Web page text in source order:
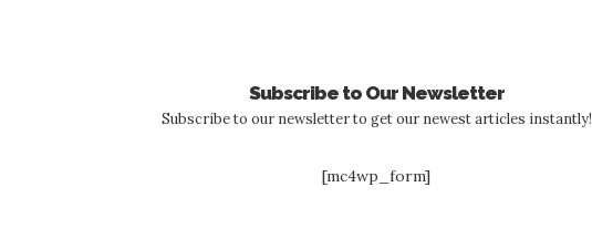
Subscribe to Our Newsletter
Subscribe to our newsletter to get our newest articles instantly!
[mc4wp_form]